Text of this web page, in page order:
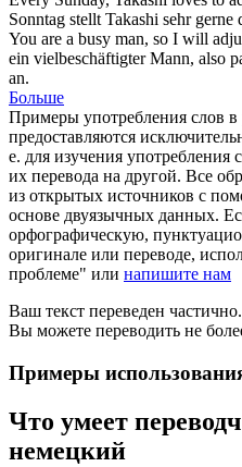
Sonntag stellt Takashi sehr
You are a busy man, so I will
ein vielbeschäftigter Mann, also
an.
Больше
Примеры употребления слов в
предоставляются
е. для изучения употребления
их перевода на другой. Все
из открытых источников с
основе двуязычных данных.
орфографическую,
оригинале или переводе,
проблеме" или напишите нам
Ваш текст переведен частично.
Вы можете переводить не
Примеры
Что умеет
немецкий